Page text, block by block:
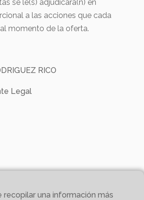
se le(s) adjudicará(n) en
a las acciones que cada
momento de la oferta.
RICO
Legal
recopilar una información más